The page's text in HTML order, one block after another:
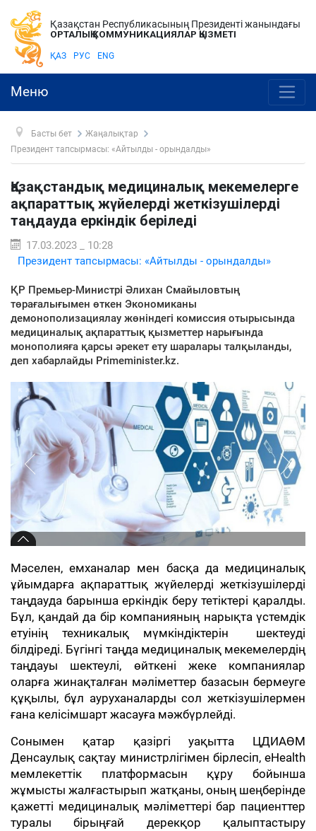
Қазақстан Республикасының Президенті жанындағы
ОРТАЛЫҚ КОММУНИКАЦИЯЛАР ҚЫЗМЕТІ
ҚАЗ РУС ENG
Меню
Басты бет
Жаңалықтар
Президент тапсырмасы: «Айтылды - орындалды»
Қазақстандық медициналық мекемелерге
ақпараттық жүйелерді жеткізушілерді
таңдауда еркіндік беріледі
17.03.2023 _ 10:28
Президент тапсырмасы: «Айтылды - орындалды»
ҚР Премьер-Министрі Әлихан Смайыловтың
төрағалығымен өткен Экономиканы
демонополизациялау жөніндегі комиссия отырысында
медициналық ақпараттық қызметтер нарығында
монополияға қарсы әрекет ету шаралары талқыланды,
деп хабарлайды Primeminister.kz.
Мәселен, емханалар мен басқа да медициналық
ұйымдарға ақпараттық жүйелерді жеткізушілерді
таңдауда барынша еркіндік беру тетіктері қаралды.
Бұл, қандай да бір компанияның нарықта үстемдік
етуінің техникалық мүмкіндіктерін шектеуді
білдіреді. Бүгінгі таңда медициналық мекемелердің
таңдауы шектеулі, өйткені жеке компаниялар
оларға жинақталған мәліметтер базасын бермеуге
құқылы, бұл ауруханаларды сол жеткізушілермен
ғана келісімшарт жасауға мәжбүрлейді.
Сонымен қатар қазіргі уақытта ЦДИАӨМ
Денсаулық сақтау министрлігімен бірлесіп, eHealth
мемлекеттік платформасын құру бойынша
жұмысты жалғастырып жатқаны, оның шеңберінде
қажетті медициналық мәліметтері бар пациенттер
туралы бірыңғай дерекқор қалыптастыру